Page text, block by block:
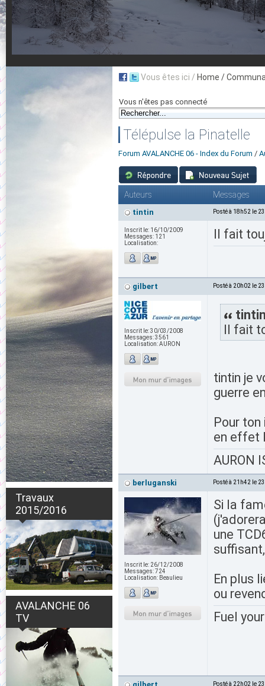
Travaux
2015/2016
AVALANCHE 06
TV
Vous êtes ici / Home /
Vous n'êtes pas connecté
Télépulse la Pinatelle
Forum AVALANCHE 06 - Index du Forum /
Auteurs Messages
tintin Posté à 18h52 le
Inscrit le: 16/10/2009
Messages: 121
Localisation:
Il fait
gilbert Posté à 20h02 le
Inscrit le:30/03/2008
Messages:3561
Localisation:AURON
Il fait
tintin je
guerre
Pour
en effet
AURON
berluganski Posté à 21h42 le
Inscrit le: 26/12/2008
Messages:724
Localisation: Beaulieu
Si la
une
En plus
ou
Fuel
Posté à 22h02 le